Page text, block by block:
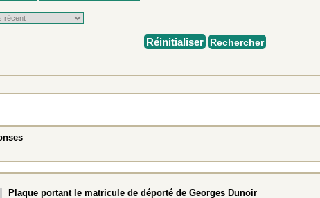
Réinitialiser Rechercher
Plaque portant le matricule de déporté de Georges Dunoir